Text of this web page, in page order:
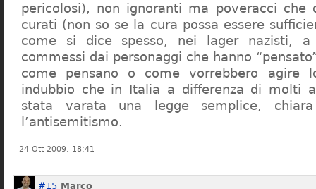
pericolosi), non ignoranti ma poveracci che
curati (non so se la cura possa essere
come si dice spesso, nei lager nazisti,
commessi dai personaggi che hanno
come pensano o come vorrebbero agire
indubbio che in Italia a differenza di molti
stata varata una legge semplice,
l’antisemitismo.
24 Ott 2009, 18:41
#15 Marco